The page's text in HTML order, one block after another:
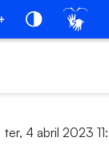
ter, 4 abril 2023